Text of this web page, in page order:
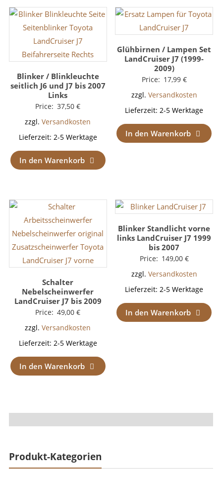
Blinker / Blinkleuchte
seitlich J6 und J7 bis 2007
Links
Price: 37,50€
zzgl.Versandkosten
Lieferzeit: 2-5 Werktage
In den Warenkorb
Glühbirnen / Lampen Set
LandCruiser J7 (1999-
2009)
Price: 17,99 €
zzgl. Versandkosten
Lieferzeit:2-5 Werktage
In den Warenkorb
Schalter
Nebelscheinwerfer
LandCruiser J7 bis 2009
Price: 49,00€
zzgl.Versandkosten
Lieferzeit: 2-5 Werktage
In den Warenkorb
Blinker Standlicht vorne
links LandCruiser J7 1999
bis 2007
Price: 149,00 €
zzgl. Versandkosten
Lieferzeit:2-5 Werktage
In den Warenkorb
Produkt-Kategorien